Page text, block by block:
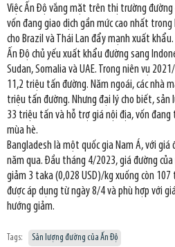
Việc Ấn Độ vắng mặt trên thị trường
vốn đang giao dịch gần mức cao nhất
cho Brazil và Thái Lan đẩy mạnh xuất khẩu.
Ấn Độ chủ yếu xuất khẩu đường sang
Sudan, Somalia và UAE. Trong niên vụ
11,2 triệu tấn đường. Năm ngoái, các nhà
triệu tấn đường. Nhưng đại lý cho biết, sản
33 triệu tấn và hỗ trợ giá nội địa, vốn đang
mùa hè.
Bangladesh là một quốc gia Nam Á, với
năm qua. Đầu tháng 4/2023, giá đường
giảm 3 taka (0,028 USD)/kg xuống còn 107
được áp dụng từ ngày 8/4 và phù hợp với
hướng giảm.
Tags: Sản lượng đường của Ấn Độ